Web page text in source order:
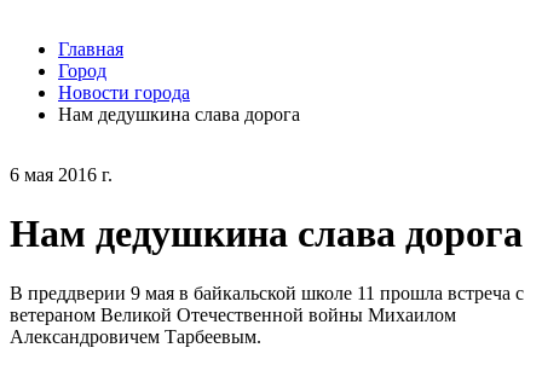
6 мая 2016 г.
Нам дедушкина слава дорога
В преддверии 9 мая в байкальской школе 11 прошла встреча с
ветераном Великой Отечественной войны Михаилом
Александровичем Тарбеевым.
Главная
Город
Новости города
Нам дедушкина слава дорога